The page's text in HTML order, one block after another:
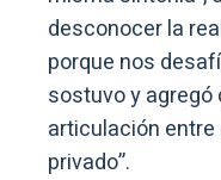
desconocer la
porque nos
sostuvo y agregó
articulación
privado”.